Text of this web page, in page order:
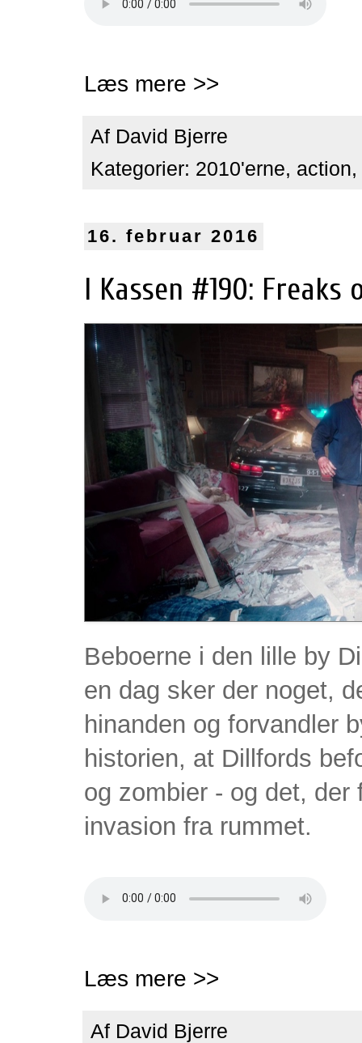
Læs mere >>
Af David Bjerre
Kategorier: 2010'erne, action,
16. februar 2016
I Kassen #190: Freaks
Beboerne i den lille by
en dag sker der noget,
hinanden og forvandler
historien, at Dillfords
og zombier - og det, der
invasion fra rummet.
Læs mere >>
Af David Bjerre